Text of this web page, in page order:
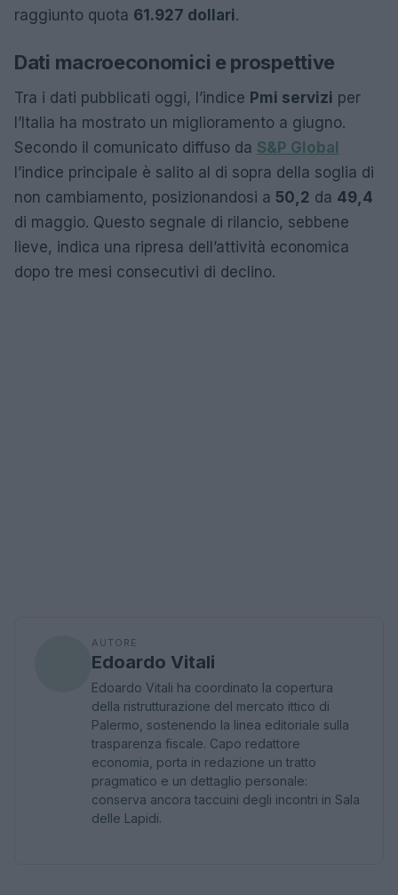
raggiunto quota 61.927 dollari.
Dati macroeconomici e prospettive
Tra i dati pubblicati oggi, l’indice Pmi servizi per
l’Italia ha mostrato un miglioramento a giugno.
Secondo il comunicato diffuso da S&P Global
l’indice principale è salito al di sopra della soglia di
non cambiamento, posizionandosi a 50,2 da 49,4
di maggio. Questo segnale di rilancio, sebbene
lieve, indica una ripresa dell’attività economica
dopo tre mesi consecutivi di declino.
AUTORE
Edoardo Vitali
Edoardo Vitali ha coordinato la copertura
della ristrutturazione del mercato ittico di
Palermo, sostenendo la linea editoriale sulla
trasparenza fiscale. Capo redattore
economia, porta in redazione un tratto
pragmatico e un dettaglio personale:
conserva ancora taccuini degli incontri in Sala
delle Lapidi.